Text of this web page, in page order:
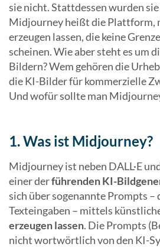
sie nicht. Stattdessen wurden
Midjourney heißt die Plattform,
erzeugen lassen, die keine
scheinen. Wie aber steht es um
Bildern? Wem gehören die
die KI-Bilder für kommerzielle
Und wofür sollte man
1. Was ist Midjourney?
Midjourney ist neben DALL·E
einer derführenden KI-
sich über sogenannte Prompts –
Texteingaben – mittels
erzeugen lassen. Die Prompts
nicht wortwörtlich von den KI-